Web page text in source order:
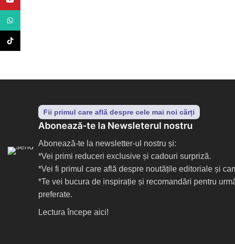
Fii primul care află despre cele mai noi cărți
Abonează-te la Newsleterul nostru
Abonează-te la newsletter-ul nostru și:
*Vei primi reduceri exclusive și cadouri surpriză.
*Vei fi primul care află despre noutățile editoriale și
*Te vei bucura de inspirație și recomandări pentru
preferate.
Lectura începe aici!